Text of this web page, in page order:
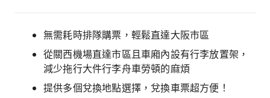
無需耗時排隊購票，輕鬆直達大阪市區
從關西機場直達市區且車廂內設有行李放置架，
減少拖行大件行李舟車勞頓的麻煩
提供多個兌換地點選擇，兌換車票超方便！